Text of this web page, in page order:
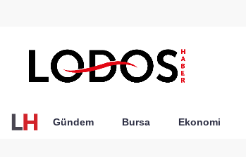
Gündem Bursa Ekonomi